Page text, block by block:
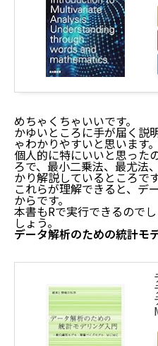
めちゃくちゃいいです。
かゆいところに手が届く説
ゃわかりやすいと思います
個人的に特にいいと思った
ろで、最小二乗法、最尤法
かり解説しているところです
これらが理解できると、デ
からです。
本書もRで実行できるので
しょう。
データ解析のための統計モ